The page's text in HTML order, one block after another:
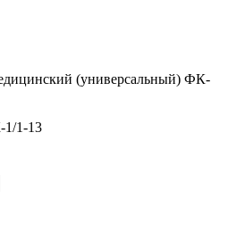
(универсальный) ФК-
1-13